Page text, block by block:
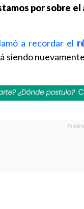
por sobre
a recordar el
siendo